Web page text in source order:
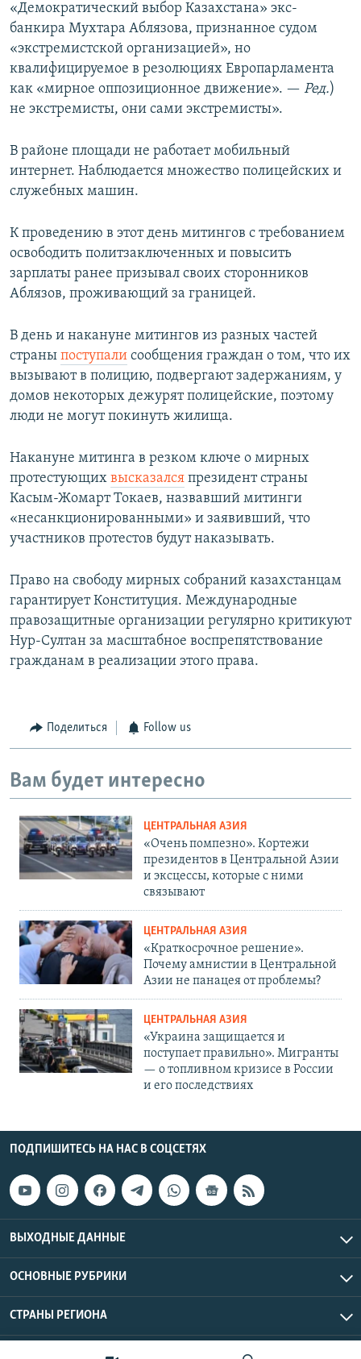
«Демократический выбор Казахстана» экс-
банкира Мухтара Аблязова, признанное судом
«экстремистской организацией», но
квалифицируемое в резолюциях Европарламента
как «мирное оппозиционное движение». — Ред.)
не экстремисты, они сами экстремисты».
В районе площади не работает мобильный
интернет. Наблюдается множество полицейских и
служебных машин.
К проведению в этот день митингов с требованием
освободить политзаключенных и повысить
зарплаты ранее призывал своих сторонников
Аблязов, проживающий за границей.
В день и накануне митингов из разных частей
страны поступали сообщения граждан о том, что их
вызывают в полицию, подвергают задержаниям, у
домов некоторых дежурят полицейские, поэтому
люди не могут покинуть жилища.
Накануне митинга в резком ключе о мирных
протестующих высказался президент страны
Касым-Жомарт Токаев, назвавший митинги
«несанкционированными» и заявивший, что
участников протестов будут наказывать.
Право на свободу мирных собраний казахстанцам
гарантирует Конституция. Международные
правозащитные организации регулярно критикуют
Нур-Султан за масштабное воспрепятствование
гражданам в реализации этого права.
Поделиться Follow us
Вам будет интересно
ЦЕНТРАЛЬНАЯ АЗИЯ
«Очень помпезно». Кортежи
президентов в Центральной Азии
и эксцессы, которые с ними
связывают
ЦЕНТРАЛЬНАЯ АЗИЯ
«Краткосрочное решение».
Почему амнистии в Центральной
Азии не панацея от проблемы?
ЦЕНТРАЛЬНАЯ АЗИЯ
«Украина защищается и
поступает правильно». Мигранты
— о топливном кризисе в России
и его последствиях
ПОДПИШИТЕСЬ НА НАС В СОЦСЕТЯХ
ВЫХОДНЫЕ ДАННЫЕ
ОСНОВНЫЕ РУБРИКИ
СТРАНЫ РЕГИОНА